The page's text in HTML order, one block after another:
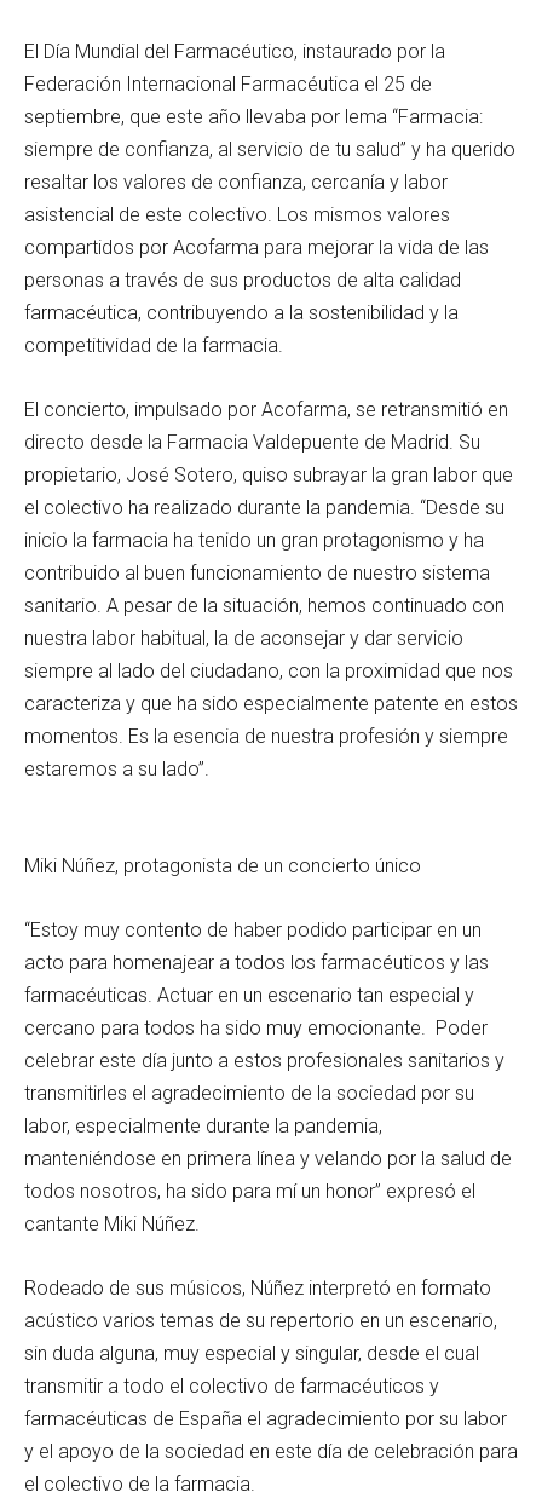
El Día Mundial del Farmacéutico, instaurado por la
Federación Internacional Farmacéutica el 25 de
septiembre, que este año llevaba por lema “Farmacia:
siempre de confianza, al servicio de tu salud” y ha querido
resaltar los valores de confianza, cercanía y labor
asistencial de este colectivo. Los mismos valores
compartidos por Acofarma para mejorar la vida de las
personas a través de sus productos de alta calidad
farmacéutica, contribuyendo a la sostenibilidad y la
competitividad de la farmacia.
El concierto, impulsado por Acofarma, se retransmitió en
directo desde la Farmacia Valdepuente de Madrid. Su
propietario, José Sotero, quiso subrayar la gran labor que
el colectivo ha realizado durante la pandemia. “Desde su
inicio la farmacia ha tenido un gran protagonismo y ha
contribuido al buen funcionamiento de nuestro sistema
sanitario. A pesar de la situación, hemos continuado con
nuestra labor habitual, la de aconsejar y dar servicio
siempre al lado del ciudadano, con la proximidad que nos
caracteriza y que ha sido especialmente patente en estos
momentos. Es la esencia de nuestra profesión y siempre
estaremos a su lado”.
Miki Núñez, protagonista de un concierto único
“Estoy muy contento de haber podido participar en un
acto para homenajear a todos los farmacéuticos y las
farmacéuticas. Actuar en un escenario tan especial y
cercano para todos ha sido muy emocionante. Poder
celebrar este día junto a estos profesionales sanitarios y
transmitirles el agradecimiento de la sociedad por su
labor, especialmente durante la pandemia,
manteniéndose en primera línea y velando por la salud de
todos nosotros, ha sido para mí un honor” expresó el
cantante Miki Núñez.
Rodeado de sus músicos, Núñez interpretó en formato
acústico varios temas de su repertorio en un escenario,
sin duda alguna, muy especial y singular, desde el cual
transmitir a todo el colectivo de farmacéuticos y
farmacéuticas de España el agradecimiento por su labor
y el apoyo de la sociedad en este día de celebración para
el colectivo de la farmacia.